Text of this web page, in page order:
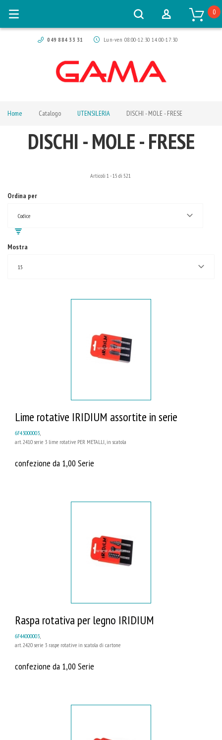
049 884 33 31 Lun-ven 08:00-12:30 14:00-17:30
0
Home Catalogo UTENSILERIA DISCHI - MOLE - FRESE
DISCHI - MOLE - FRESE
Ordina per
Codice
Articoli 1 -15 di 521
Mostra
15
Lime rotative IRIDIUM assortite in serie
6F43000003,
art. 2410 serie 3 lime rotative PER METALLI, in scatola
confezione da 1,00 Serie
Raspa rotativa per legno IRIDIUM
6F44000003
art. 2420 serie 3 raspe rotative in scatola di cartone
confezione da 1,00 Serie